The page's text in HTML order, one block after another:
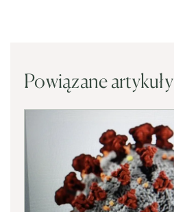
Powiązane artykuły